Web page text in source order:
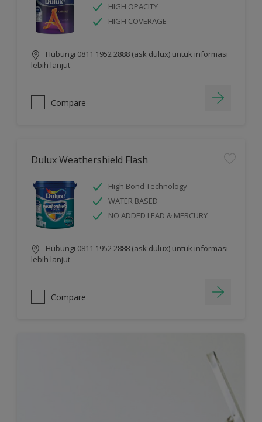
HIGH OPACITY
HIGH COVERAGE
Hubungi 0811 1952 2888 (ask dulux) untuk informasi
lebih lanjut
Compare
Dulux Weathershield Flash
High Bond Technology
WATER BASED
NO ADDED LEAD & MERCURY
Hubungi 0811 1952 2888 (ask dulux) untuk informasi
lebih lanjut
Compare